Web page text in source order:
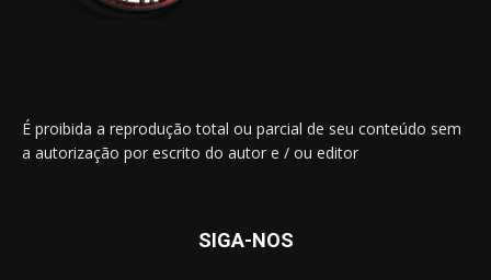
É proibida a reprodução total ou parcial de seu conteúdo sem
a autorização por escrito do autor e / ou editor
SIGA-NOS